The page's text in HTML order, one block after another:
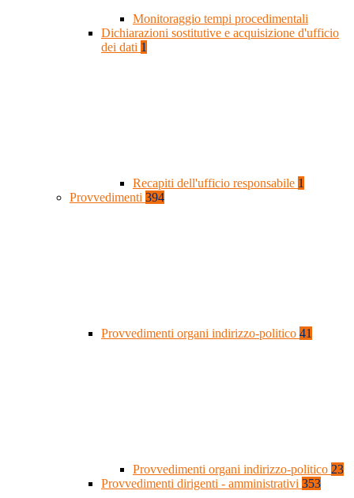
Monitoraggio tempi procedimentali
Dichiarazioni sostitutive e acquisizione d'ufficio
dei dati 1
Recapiti dell'ufficio responsabile 1
Provvedimenti 394
Provvedimenti organi indirizzo-politico 41
Provvedimenti organi indirizzo-politico 23
Provvedimenti dirigenti - amministrativi 353